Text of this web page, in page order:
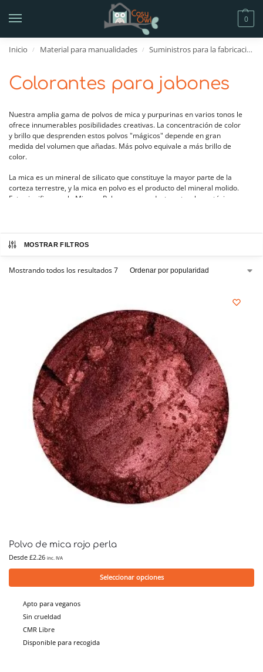
0
Inicio / Material para manualidades / Suministros para la fabricación de jabón
Colorantes para jabones
Nuestra amplia gama de polvos de mica y purpurinas en varios tonos le
ofrece innumerables posibilidades creativas. La concentración de color
y brillo que desprenden estos polvos "mágicos" depende en gran
medida del volumen que añadas. Más polvo equivale a más brillo de
color.
La mica es un mineral de silicato que constituye la mayor parte de la
corteza terrestre, y la mica en polvo es el producto del mineral molido.
Esto significa que la Mica en Polvo es un producto natural y no tóxico.
purpurina reflejan y reflejan la luz en diferentes ángulos, dando como
resultado una superficie brillante y resplandeciente.
MOSTRAR FILTROS
Mostrando todos los resultados 7
Polvo de mica rojo perla
Desde £2.26 inc. IVA
Seleccionar opciones
Apto para veganos
Sin crueldad
CMR Libre
Disponible para recogida